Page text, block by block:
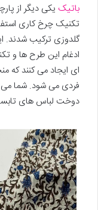
باتیک یکی دیگر از
تکنیک چرخ کاری
گلدوزی ترکیب شدند.
ادغام این طرح ها و
ای ایجاد می کنند که
فردی می شود. شما می
دوخت لباس های